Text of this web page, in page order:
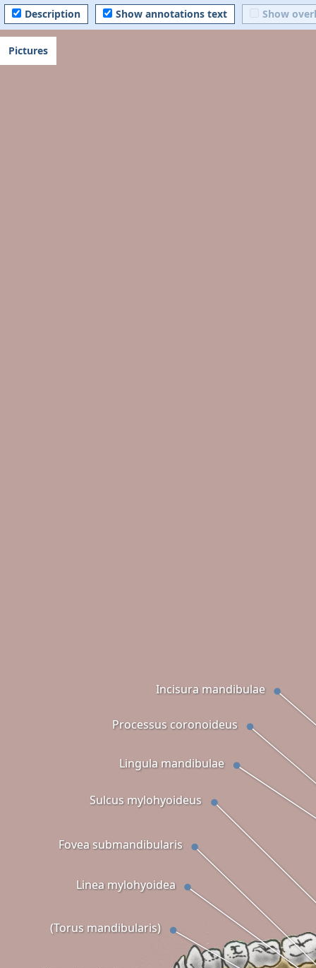
Description Show annotations text Show
Processus coronoideus
Sulcus mylohyoideus
Fovea submandibularis
Linea mylohyoidea
Incisura mandibulae
Lingula mandibulae
(Torus mandibularis)
Pictures